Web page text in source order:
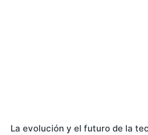
La evolución y el futuro de la